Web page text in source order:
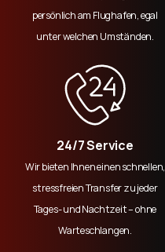
persönlich am Flughafen, egal
unter welchen Umständen.
24/7 Service
Wir bieten Ihnen einen schnellen,
stressfreien Transfer zu jeder
Tages- und Nachtzeit – ohne
Warteschlangen.